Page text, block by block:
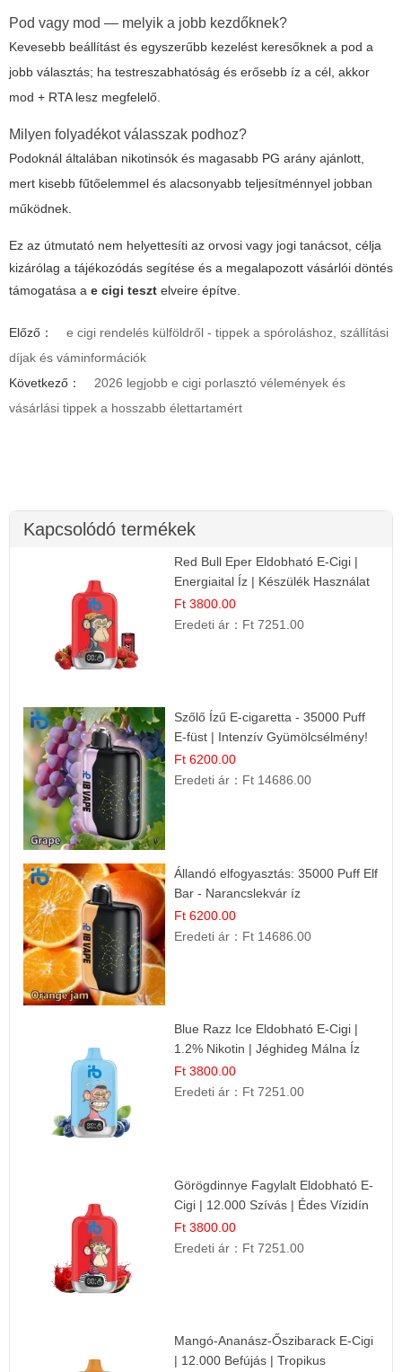
Pod vagy mod — melyik a jobb kezdőknek?
Kevesebb beállítást és egyszerűbb kezelést keresőknek a pod a
jobb választás; ha testreszabhatóság és erősebb íz a cél, akkor
mod + RTA lesz megfelelő.
Milyen folyadékot válasszak podhoz?
Podoknál általában nikotinsók és magasabb PG arány ajánlott,
mert kisebb fűtőelemmel és alacsonyabb teljesítménnyel jobban
működnek.
Ez az útmutató nem helyettesíti az orvosi vagy jogi tanácsot, célja
kizárólag a tájékozódás segítése és a megalapozott vásárlói döntés
támogatása a e cigi teszt elveire építve.
Előző：
e cigi rendelés külföldről - tippek a spóroláshoz, szállítási
díjak és váminformációk
Következő：
2026 legjobb e cigi porlasztó vélemények és
vásárlási tippek a hosszabb élettartamért
Kapcsolódó termékek
Red Bull Eper Eldobható E-Cigi |
Energiaital Íz | Készülék Használat
Ft 3800.00
Eredeti ár： Ft 7251.00
Szőlő Ízű E-cigaretta - 35000 Puff
E-füst | Intenzív Gyümölcsélmény!
Ft 6200.00
Eredeti ár： Ft 14686.00
Állandó elfogyasztás: 35000 Puff Elf
Bar - Narancslekvár íz
Ft 6200.00
Eredeti ár： Ft 14686.00
Blue Razz Ice Eldobható E-Cigi |
1.2% Nikotin | Jéghideg Málna Íz
Ft 3800.00
Eredeti ár： Ft 7251.00
Görögdinnye Fagylalt Eldobható E-
Cigi | 12.000 Szívás | Édes Vízidín
Íz
Ft 3800.00
Eredeti ár： Ft 7251.00
Mangó-Ananász-Őszibarack E-Cigi
| 12.000 Befújás | Tropikus